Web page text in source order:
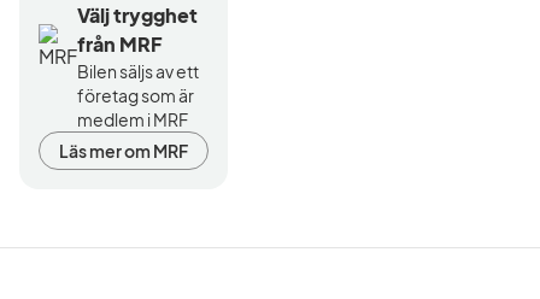
Välj trygghet
från MRF
Bilen säljs av ett
företag som är
medlem i MRF
Läs mer om MRF